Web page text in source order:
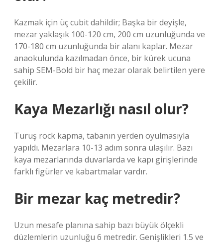
Kazmak için üç cubit dahildir; Başka bir deyişle,
mezar yaklaşık 100-120 cm, 200 cm uzunluğunda ve
170-180 cm uzunluğunda bir alanı kaplar. Mezar
anaokulunda kazılmadan önce, bir kürek ucuna
sahip SEM-Bold bir haç mezar olarak belirtilen yere
çekilir.
Kaya Mezarlığı nasıl olur?
Turuş rock kapma, tabanın yerden oyulmasıyla
yapıldı. Mezarlara 10-13 adım sonra ulaşılır. Bazı
kaya mezarlarında duvarlarda ve kapı girişlerinde
farklı figürler ve kabartmalar vardır.
Bir mezar kaç metredir?
Uzun mesafe planına sahip bazı büyük ölçekli
düzlemlerin uzunluğu 6 metredir. Genişlikleri 1.5 ve